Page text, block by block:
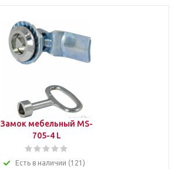
Замок мебельный MS-
705-4 L
Есть в наличии (121)